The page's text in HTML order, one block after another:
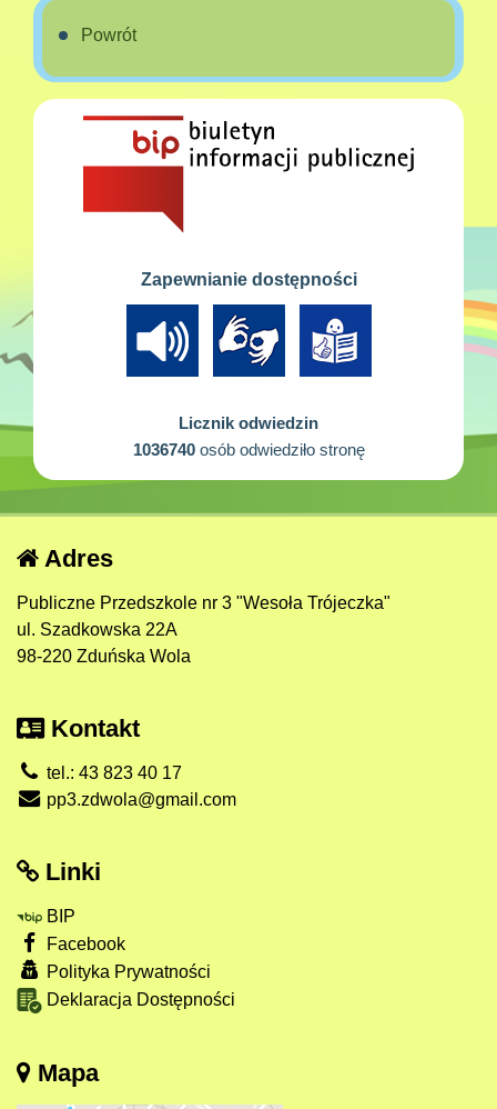
Powrót
Zapewnianie dostępności
Licznik odwiedzin
1036740osób odwiedziło stronę
Adres
Publiczne Przedszkole nr 3 "Wesoła Trójeczka"
ul. Szadkowska 22A
98-220 Zduńska Wola
Kontakt
tel.: 43 823 40 17
pp3.zdwola@gmail.com
Linki
BIP
Facebook
Polityka Prywatności
Deklaracja Dostępności
Mapa